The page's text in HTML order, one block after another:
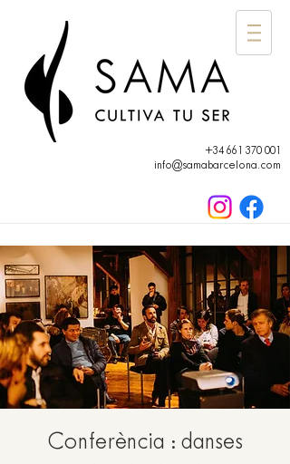
+34 661 370 001
info@samabarcelona.com
Conferència : danses